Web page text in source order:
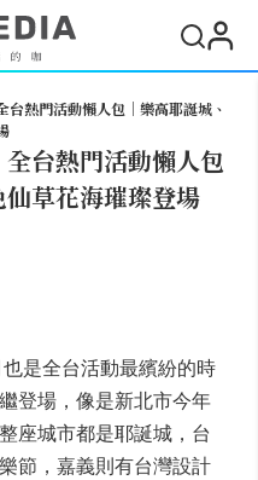
台熱門活動懶人包｜樂高耶誕城、
全台熱門活動懶人包
仙草花海璀璨登場
是全台活動最繽紛的時
登場，像是新北市今年
座城市都是耶誕城，台
節，嘉義則有台灣設計